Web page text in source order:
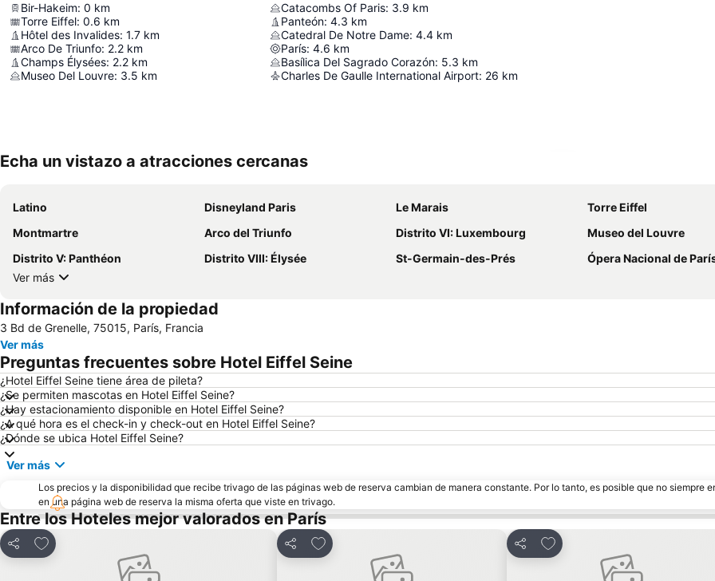
Bir-Hakeim: 0 km
Torre Eiffel: 0.6 km
Hôtel des Invalides: 1.7 km
Arco De Triunfo: 2.2 km
Champs Élysées: 2.2 km
Museo Del Louvre: 3.5 km
Catacombs Of Paris: 3.9 km
Panteón: 4.3 km
Catedral De Notre Dame: 4.4 km
París: 4.6 km
Basílica Del Sagrado Corazón: 5.3 km
Charles De Gaulle International Airport: 26 km
Echa un vistazo a atracciones cercanas
Latino Disneyland Paris Le Marais
Torre Eiffel
Montmartre
Arco del Triunfo Distrito VI: Luxembourg
Museo del Louvre
Distrito V: Panthéon
Distrito VIII: Élysée St-Germain-des-Prés
Ópera Nacional de París
Ver más
Información de la propiedad
3 Bd de Grenelle, 75015, París, Francia
Ver más
Preguntas frecuentes sobre Hotel Eiffel Seine
¿Hotel Eiffel Seine tiene área de pileta?
¿Se permiten mascotas en Hotel Eiffel Seine?
¿Hay estacionamiento disponible en Hotel Eiffel Seine?
¿A qué hora es el check-in y check-out en Hotel Eiffel Seine?
¿Dónde se ubica Hotel Eiffel Seine?
Ver más
Los precios y la disponibilidad que recibe trivago de las páginas web de reserva cambian de manera constante. Por lo tanto, es posible que no siempre
en una página web de reserva la misma oferta que viste en trivago.
Entre los Hoteles mejor valorados en París
Compartir
Añadir a favoritos
Compartir
Añadir a favoritos
Compartir
Añadir a favoritos